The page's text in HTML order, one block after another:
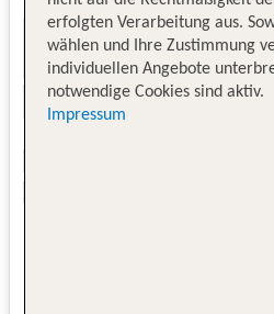
erfolgten Verarbeitung aus.
wählen und Ihre Zustimmung
individuellen Angebote
notwendige Cookies sind aktiv.
Impressum